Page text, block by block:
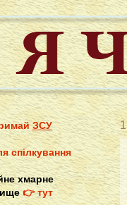
ЗСУ
спілкування
хмарне
👉 тут